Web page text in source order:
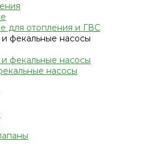
для отопления и ГВС
фекальные насосы
фекальные насосы
насосы